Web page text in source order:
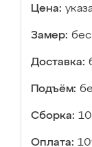
Цена:
Замер:
Доставка:
Подъём:
Сборка:
Оплата: